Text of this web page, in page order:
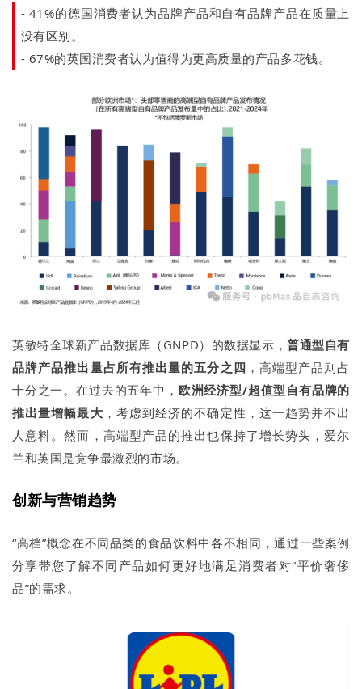
- 41%的德国消费者认为品牌产品和自有品牌产品在质量上
没有区别。
- 67%的英国消费者认为值得为更高质量的产品多花钱。
英敏特全球新产品数据库（GNPD）的数据显示，普通型自有
品牌产品推出量占所有推出量的五分之四 ，高端型产品则占
十分之一。在过去的五年中， 欧洲经济型/超值型自有品牌的
推出量增幅最大 ，考虑到经济的不确定性，这一趋势并不出
人意料。然而，高端型产品的推出也保持了增长势头，爱尔
兰和英国是竞争最激烈的市场。
创新与营销趋势
“高档”概念在不同品类的食品饮料中各不相同，通过一些案例
分享带您了解不同产品如何更好地满足消费者对“平价奢侈
品”的需求。